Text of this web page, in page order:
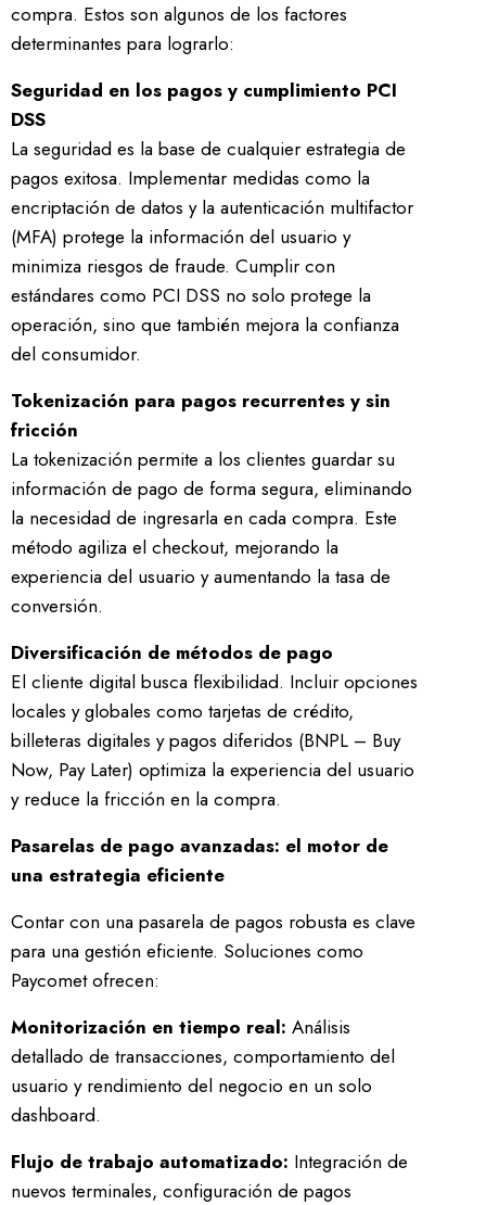
compra. Estos son algunos de los factores
determinantes para lograrlo:
Seguridad en los pagos y cumplimiento PCI
DSS
La seguridad es la base de cualquier estrategia de
pagos exitosa. Implementar medidas como la
encriptación de datos y la autenticación multifactor
(MFA) protege la información del usuario y
minimiza riesgos de fraude. Cumplir con
estándares como PCI DSS no solo protege la
operación, sino que también mejora la confianza
del consumidor.
Tokenización para pagos recurrentes y sin
fricción
La tokenización permite a los clientes guardar su
información de pago de forma segura, eliminando
la necesidad de ingresarla en cada compra. Este
método agiliza el checkout, mejorando la
experiencia del usuario y aumentando la tasa de
conversión.
Diversificación de métodos de pago
El cliente digital busca flexibilidad. Incluir opciones
locales y globales como tarjetas de crédito,
billeteras digitales y pagos diferidos (BNPL – Buy
Now, Pay Later) optimiza la experiencia del usuario
y reduce la fricción en la compra.
Pasarelas de pago avanzadas: el motor de
una estrategia eficiente
Contar con una pasarela de pagos robusta es clave
para una gestión eficiente. Soluciones como
Paycomet ofrecen:
Monitorización en tiempo real: Análisis
detallado de transacciones, comportamiento del
usuario y rendimiento del negocio en un solo
dashboard.
Flujo de trabajo automatizado: Integración de
nuevos terminales, configuración de pagos